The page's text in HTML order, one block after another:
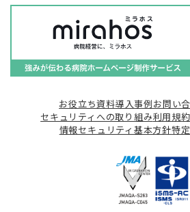
お役立ち資料導入事例お問い
セキュリティへの取り組み利用規約
情報セキュリティ基本方針特